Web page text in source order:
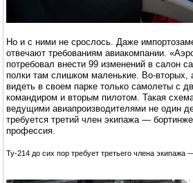
Но и с ними не срослось. Даже
отвечают требованиям авиакомпании.
потребовал внести 99 изменений в салон
полки там слишком маленькие. Во-вторых,
видеть в своем парке только самолеты с
командиром и вторым пилотом. Такая
ведущими авиапроизводителями не один
требуется третий член экипажа —
профессия.
Ту-214 до сих пор требует третьего члена экипажа